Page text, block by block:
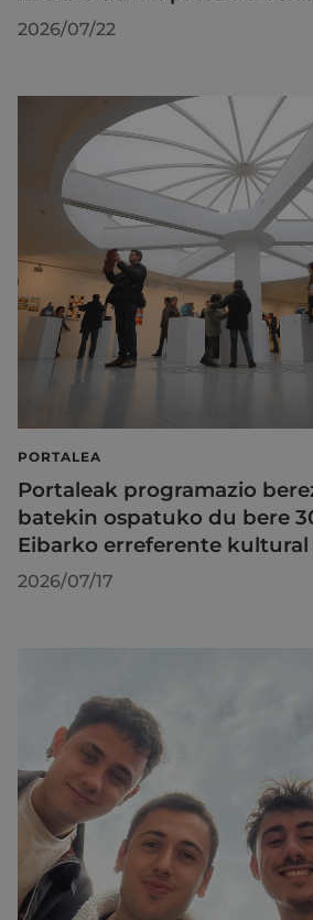
2026/07/22
PORTALEA
Portaleak programazio
batekin ospatuko du bere
Eibarko erreferente kultural
2026/07/17